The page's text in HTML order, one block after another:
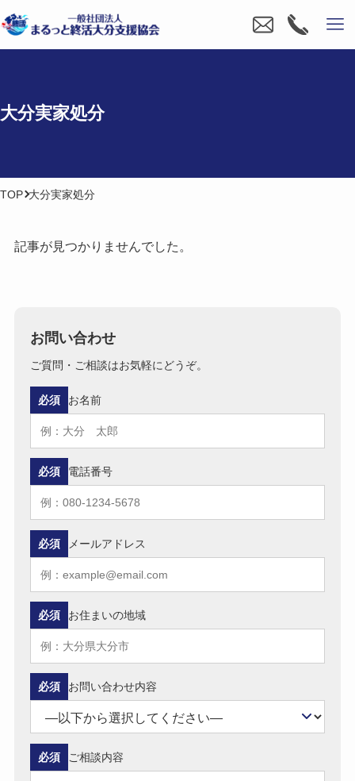
大分​実家処分
TOP 大分実家処分
記事が見つかりませんでした。
お問い合わせ
ご質問・ご相談はお気軽にどうぞ。
お名前
必須
電話番号
必須
メールアドレス
必須
お住まいの地域
必須
お問い合わせ内容
必須
ご相談内容
必須